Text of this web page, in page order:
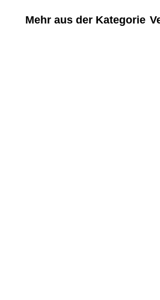
Mehr aus der Kategorie